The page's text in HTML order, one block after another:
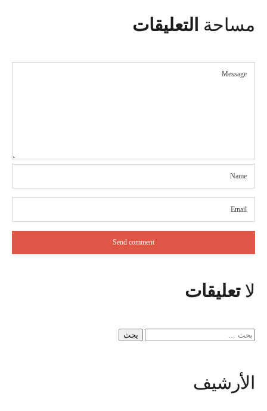
مساحة التعليقات
لاتعليقات
البحث
الأرشيف